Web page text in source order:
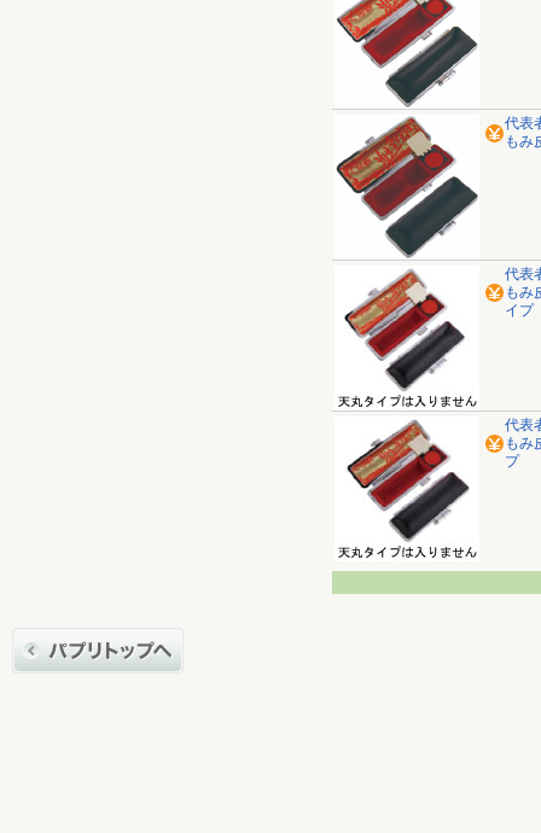
代表
もみ
代表
もみ
イプ
代表
もみ
プ